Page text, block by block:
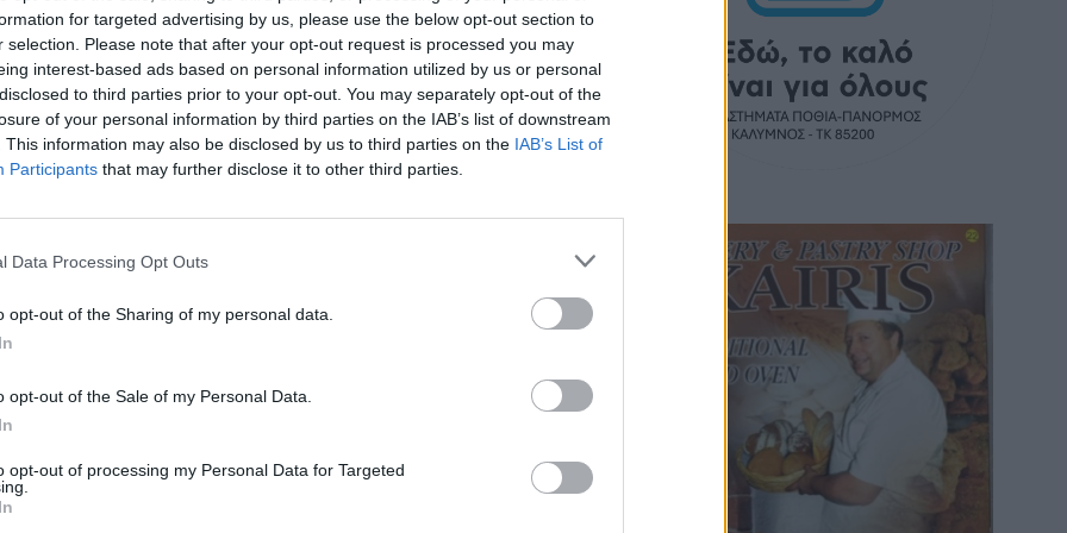
for targeted advertising by us, please use the below opt-out section to
selection. Please note that after your opt-out request is processed you may
interest-based ads based on personal information utilized by us or personal
to third parties prior to your opt-out. You may separately opt-out of the
of your personal information by third parties on the IAB’s list of downstream
This information may also be disclosed by us to third parties on the IAB’s List of
Participants that may further disclose it to other third parties.
Data Processing Opt Outs
opt-out of the Sharing of my personal data.
opt-out of the Sale of my Personal Data.
opt-out of processing my Personal Data for Targeted
a race against time to deliver on his promise to stop…
des prix : “Il n’y aura pas de panier anti-
la présidente de la FNSEA (video)
4 Μαρτίου 2023
proposé par le gouvernement “n’adviendra pas”, a affirmé